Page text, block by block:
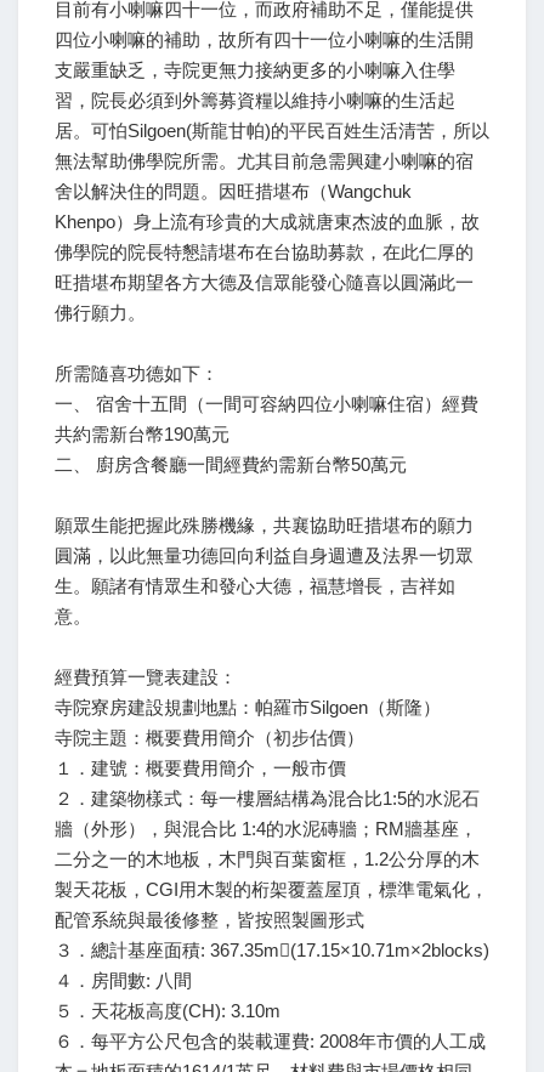
目前有小喇嘛四十一位，而政府補助不足，僅能提供
四位小喇嘛的補助，故所有四十一位小喇嘛的生活開
支嚴重缺乏，寺院更無力接納更多的小喇嘛入住學
習，院長必須到外籌募資糧以維持小喇嘛的生活起
居。可怕Silgoen(斯龍甘帕)的平民百姓生活清苦，所以
無法幫助佛學院所需。尤其目前急需興建小喇嘛的宿
舍以解決住的問題。因旺措堪布（Wangchuk
Khenpo）身上流有珍貴的大成就唐東杰波的血脈，故
佛學院的院長特懇請堪布在台協助募款，在此仁厚的
旺措堪布期望各方大德及信眾能發心隨喜以圓滿此一
佛行願力。
所需隨喜功德如下：
一、 宿舍十五間（一間可容納四位小喇嘛住宿）經費
共約需新台幣190萬元
二、 廚房含餐廳一間經費約需新台幣50萬元
願眾生能把握此殊勝機緣，共襄協助旺措堪布的願力
圓滿，以此無量功德回向利益自身週遭及法界一切眾
生。願諸有情眾生和發心大德，福慧增長，吉祥如
意。
經費預算一覽表建設：
寺院寮房建設規劃地點：帕羅市Silgoen（斯隆）
寺院主題：概要費用簡介（初步估價）
１．建號：概要費用簡介，一般市價
２．建築物樣式：每一樓層結構為混合比1:5的水泥石
牆（外形），與混合比 1:4的水泥磚牆；RM牆基座，
二分之一的木地板，木門與百葉窗框，1.2公分厚的木
製天花板，CGI用木製的桁架覆蓋屋頂，標準電氣化，
配管系統與最後修整，皆按照製圖形式
３．總計基座面積: 367.35m(17.15×10.71m×2blocks)
４．房間數: 八間
５．天花板高度(CH): 3.10m
６．每平方公尺包含的裝載運費: 2008年市價的人工成